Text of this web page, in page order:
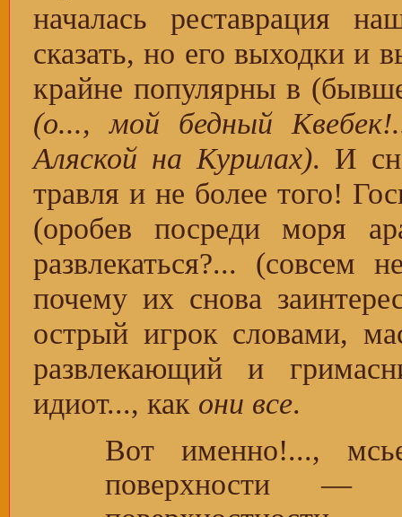
началась реставрация
сказать, но его выходки и
крайне популярны в
(о..., мой бедный
Аляской на Курилах). И
травля и не более того!
(оробев посреди моря
развлекаться?...
почему их снова
острый игрок словами,
развлекающий и
идиот..., как они все.
Вот именно!...,
поверхности —